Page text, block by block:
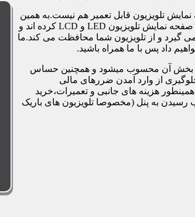
تلویزیون قابل تعمیر هم نیست.به همین
دلیل برخی شرکت ها و کارگاه ها اقدام به طراحی و تولید صفحات محافظ صفحه نمایش تلویزیون LED و LCD کرده اند و
گیرد و از تلویزیون شما محافظت می کند.ما
داد پس با ما همراه باشید.
بخش آن محسوب میشود و همچنین حساس
از وارد آمدن ضررهای مالی
هزینه های جانبی و تعمیرات،خرید
رسیدن به پنل (مخصوصا تلویزیون های باریک